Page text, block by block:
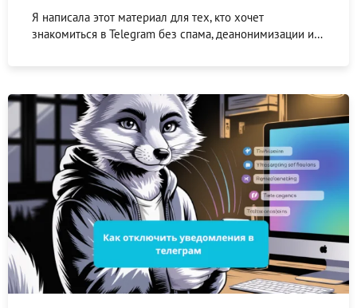
Я написала этот материал для тех, кто хочет
знакомиться в Telegram без спама, деанонимизации и…